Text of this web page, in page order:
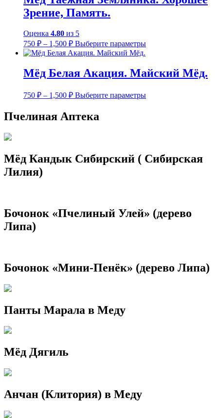
1,500 ₽
вариаций.
странице
Зрение, Память.
Оценка 4.80 из 5
750 ₽ – 1,500 ₽Диапазон
цен:
–
1,500 ₽
Выберите параметрыЭтот
несколько
вариаций.
можно
Мёд Белая Акация. Майский Мёд.
750 ₽ – 1,500 ₽Диапазон
–
Выберите параметрыЭтот
выбрать
на
Пчелиная Аптека
Мёд Кандык Сибирский ( Сибирская
Лилия)
Бочонок «Пчелиный Улей» (дерево
Липа)
Бочонок «Мини-Пенёк» (дерево Липа)
Панты Марала в Меду
Мёд Дягиль
Анчан (Клитория) в Меду